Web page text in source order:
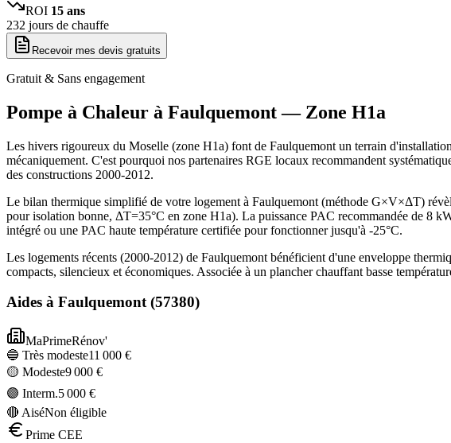
ROI 15 ans
232 jours de chauffe
Recevoir mes devis gratuits
Gratuit & Sans engagement
Pompe à Chaleur à Faulquemont— Zone H1a
Les hivers rigoureux du Moselle (zone H1a) font de Faulquemont un terrain
mécaniquement. C'est pourquoi nos partenaires RGE locaux recommandent
des constructions 2000-2012.
Le bilan thermique simplifié de votre logement à Faulquemont (méthode G×V×ΔT)
pour isolation bonne, ΔT=35°C en zone H1a). La puissance PAC recommandée de 8
intégré ou une PAC haute température certifiée pour fonctionner jusqu'à -25°C.
Les logements récents (2000-2012) de Faulquemont bénéficient d'une enveloppe
compacts, silencieux et économiques. Associée à un plancher chauffant basse
Aides à Faulquemont(57380)
MaPrimeRénov'
🔵 Très modeste11 000 €
🟡 Modeste9 000 €
🟣 Interm.5 000 €
🔴 AiséNon éligible
Prime CEE